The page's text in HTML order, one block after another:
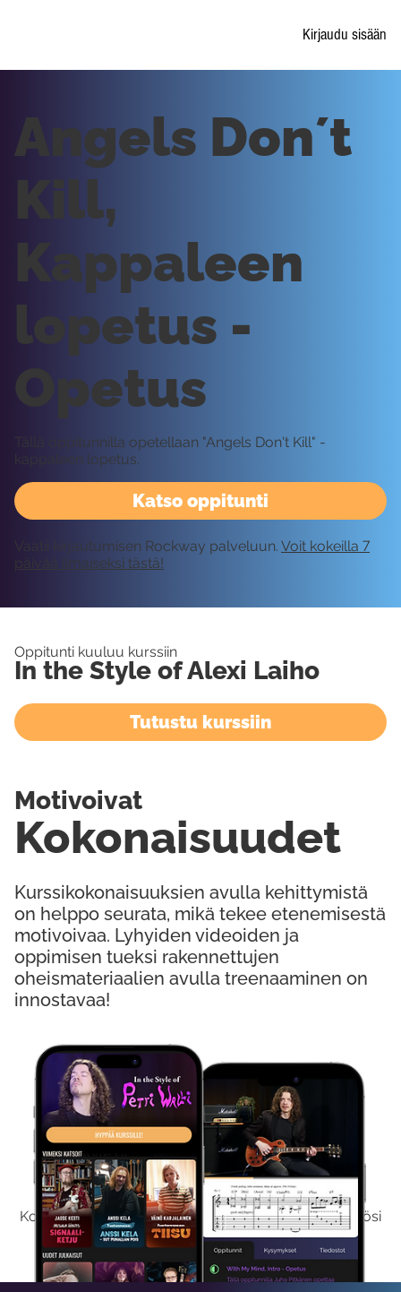
Kirjaudu sisään
Kokeile Ilmaiseksi
Kokeilemalla ilmaiseksi saat koko sisältömme käyttöösi
viikon ajaksi.
Katso oppitunti
Angels Don´t
Kill,
Kappaleen
lopetus -
Opetus
Tällä oppitunnilla opetellaan "Angels Don't Kill" -
kappaleen lopetus.
Vaatii kirjautumisen Rockway palveluun. Voit kokeilla 7
päivää ilmaiseksi tästä!
Oppitunti kuuluu kurssiin
In the Style of Alexi Laiho
Tutustu kurssiin
Kurssikokonaisuuksien avulla kehittymistä
on helppo seurata, mikä tekee etenemisestä
motivoivaa. Lyhyiden videoiden ja
oppimisen tueksi rakennettujen
oheismateriaalien avulla treenaaminen on
innostavaa!
Kokonaisuudet
Motivoivat